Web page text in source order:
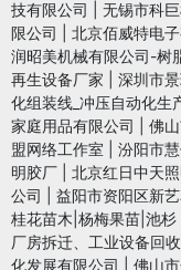
技有限公司
无锡市科
限公司
北京佰威特电
润昭美机械有限公司-树
再生设备厂家
深圳市
化组装线_冲压自动化生
家庭用品有限公司
佛
盟网络工作室
汾阳市
明胶厂
北京红日中天
公司
益阳市资阳区新
桂花苗木|杨梅果苗|池杉
厂房拆迁、工业设备回
化发展有限公司
佛山